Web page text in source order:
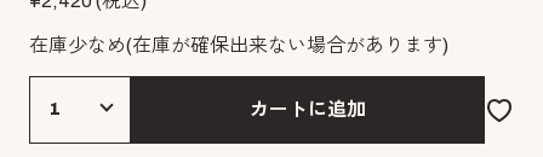
在庫少なめ(在庫が確保出来ない場合があります)
カートに追加